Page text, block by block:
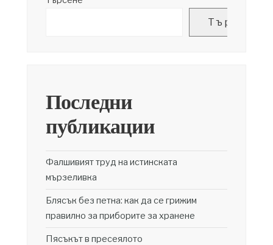
Търсене
Последни
публикации
Фалшивият труд на истинската
мързеливка
Блясък без петна: как да се грижим
правилно за приборите за хранене
Пясъкът в пресеялото